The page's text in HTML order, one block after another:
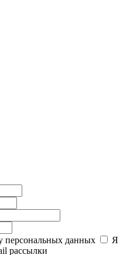
персональных данных
Я
рассылки